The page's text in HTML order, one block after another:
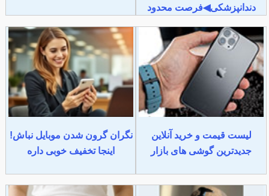
دندانپزشکی◀فرصت محدود
لیست قیمت و خرید آنلاین
جدیدترین گوشی های بازار
نگران گرون شدن موبایل نباش!
اینجا تخفیف خوبی داره